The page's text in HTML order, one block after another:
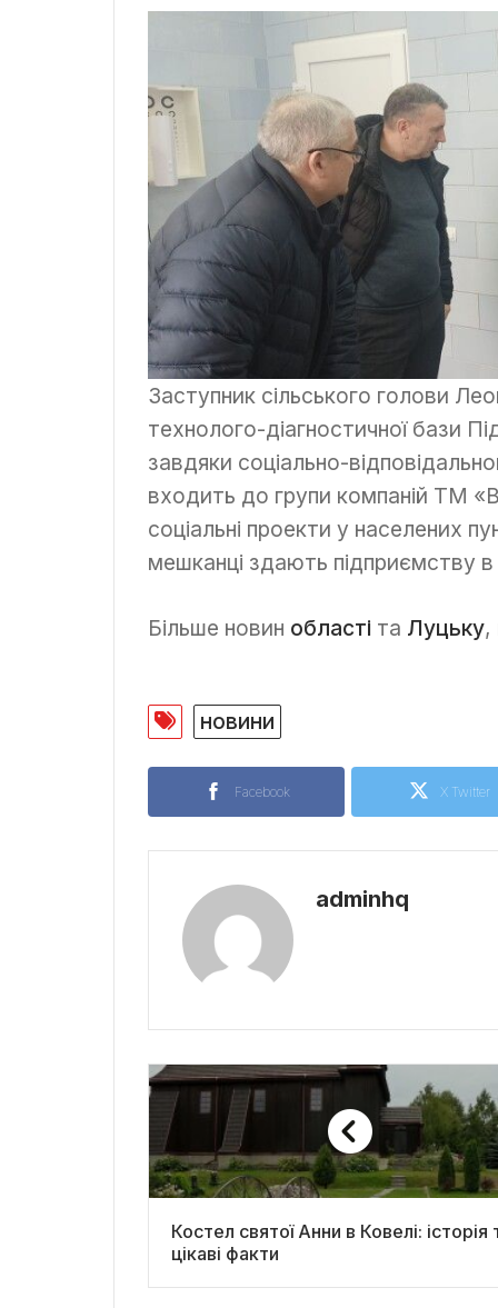
Заступник сільського голови
технолого-діагностичної бази
завдяки соціально-
входить до групи компаній ТМ
соціальні проекти у населених
мешканці здають підприємству в
Більше новин області та Луцьку,
новини
Facebook X Twitter
adminhq
Костел святої Анни в Ковелі: історія
цікаві факти